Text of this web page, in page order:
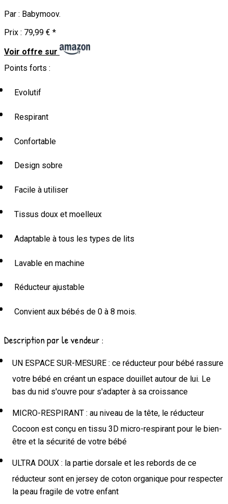
Par : Babymoov.
Prix : 79,99 € *
Voir offre sur
Points forts :
Evolutif
Respirant
Confortable
Design sobre
Facile à utiliser
Tissus doux et moelleux
Adaptable à tous les types de lits
Lavable en machine
Réducteur ajustable
Convient aux bébés de 0 à 8 mois.
Description par le vendeur :
UN ESPACE SUR-MESURE : ce réducteur pour bébé rassure
votre bébé en créant un espace douillet autour de lui. Le
bas du nid s'ouvre pour s'adapter à sa croissance
MICRO-RESPIRANT : au niveau de la tête, le réducteur
Cocoon est conçu en tissu 3D micro-respirant pour le bien-
être et la sécurité de votre bébé
ULTRA DOUX : la partie dorsale et les rebords de ce
réducteur sont en jersey de coton organique pour respecter
la peau fragile de votre enfant